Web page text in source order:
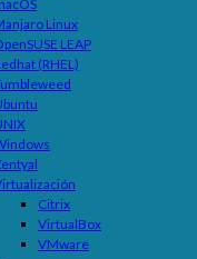
Linux
LEAP
(RHEL)
Citrix
VirtualBox
VMware